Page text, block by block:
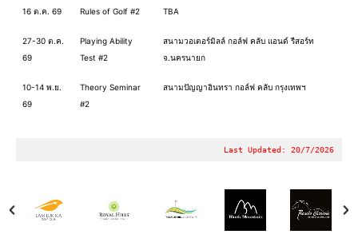
16 ต.ค. 69 Rules of Golf #2 TBA
27-30 ต.ค.
69
Playing Ability
Test #2
สนามวอเตอร์มิลล์ กอล์ฟ คลับ แอนด์ รีสอร์ท
จ.นครนายก
10-14 พ.ย.
69
Theory Seminar
#2
สนามปัญญาอินทรา กอล์ฟ คลับ กรุงเทพฯ
Last Updated: 20/7/2026